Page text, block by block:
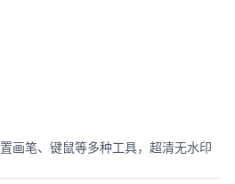
画笔、键鼠等多种工具，超清无水印